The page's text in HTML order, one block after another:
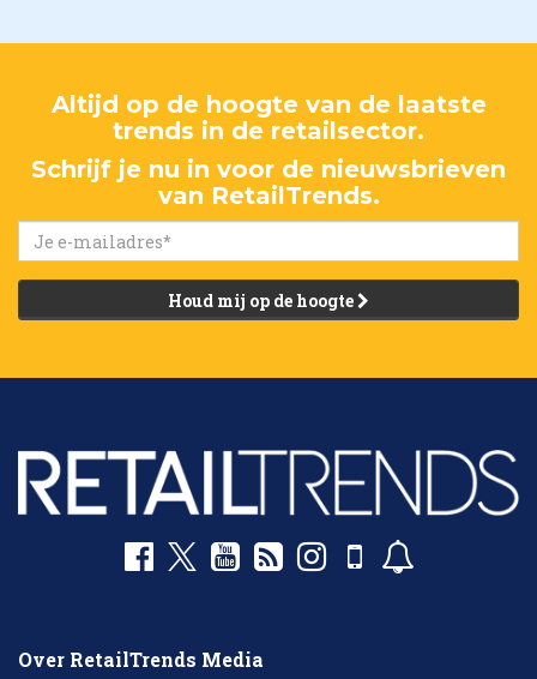
Altijd op de hoogte van de laatste
trends in de retailsector.
Schrijf je nu in voor de nieuwsbrieven
van RetailTrends.
Houd mij op de hoogte
Over RetailTrends Media